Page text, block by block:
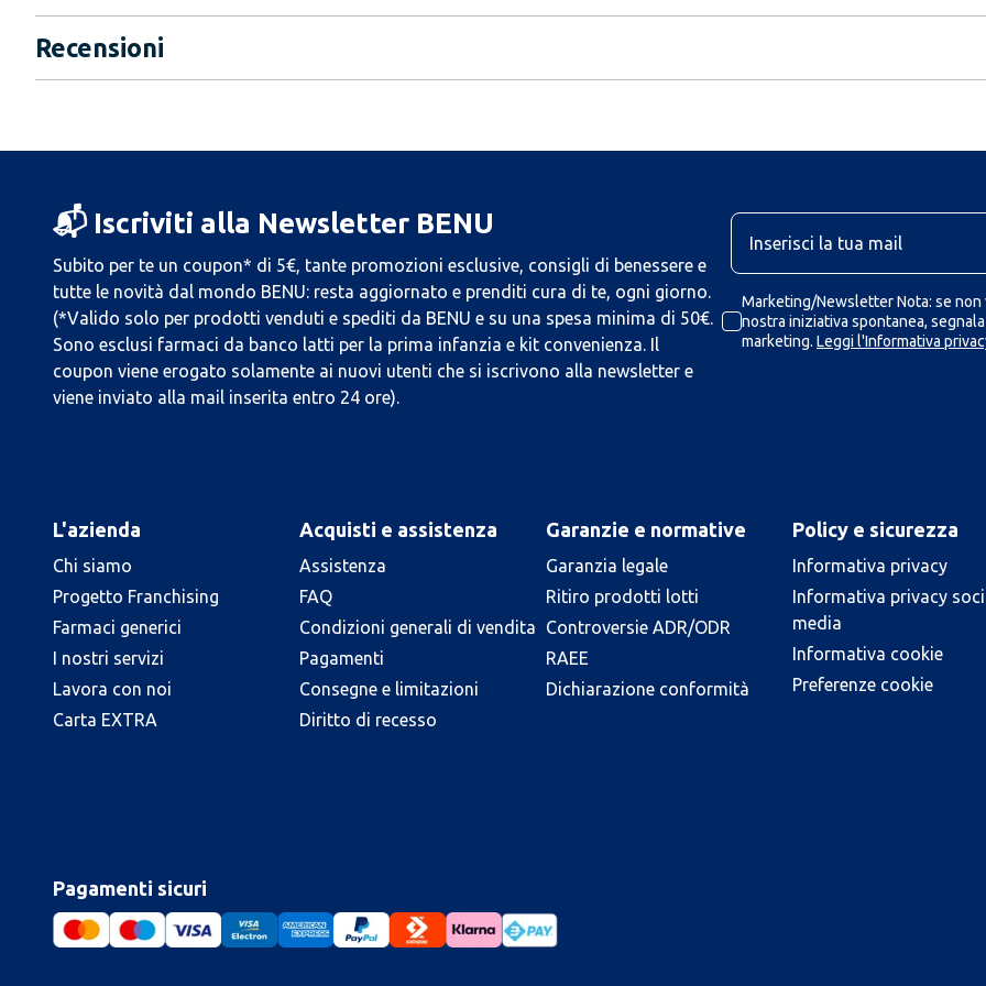
Recensioni
📬 Iscriviti alla Newsletter BENU
Subito per te un coupon* di 5€, tante promozioni esclusive, consigli di benessere e
tutte le novità dal mondo BENU: resta aggiornato e prenditi cura di te, ogni giorno.
(*Valido solo per prodotti venduti e spediti da BENU e su una spesa minima di 50€.
Sono esclusi farmaci da banco latti per la prima infanzia e kit convenienza. Il
coupon viene erogato solamente ai nuovi utenti che si iscrivono alla newsletter e
viene inviato alla mail inserita entro 24 ore).
Marketing/Newsletter Nota: se non
nostra iniziativa spontanea,
marketing. Leggi l'Informativa
L'azienda
Chi siamo
Progetto Franchising
Farmaci generici
I nostri servizi
Lavora con noi
Carta EXTRA
Acquisti e assistenza
Assistenza
FAQ
Condizioni generali di vendita
Pagamenti
Consegne e limitazioni
Diritto di recesso
Garanzie e normative
Garanzia legale
Ritiro prodotti lotti
Controversie ADR/ODR
RAEE
Dichiarazione conformità
Policy e sicurezza
Informativa privacy
Informativa privacy
media
Informativa cookie
Preferenze cookie
Pagamenti sicuri